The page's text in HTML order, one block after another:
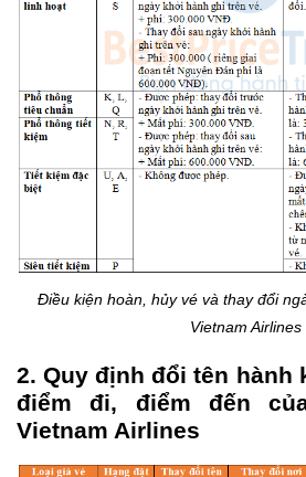
Điều kiện hoàn, hủy vé và thay đổi
Vietnam Airlines
2. Quy định đổi tên hành
điểm đi, điểm đến
Vietnam Airlines